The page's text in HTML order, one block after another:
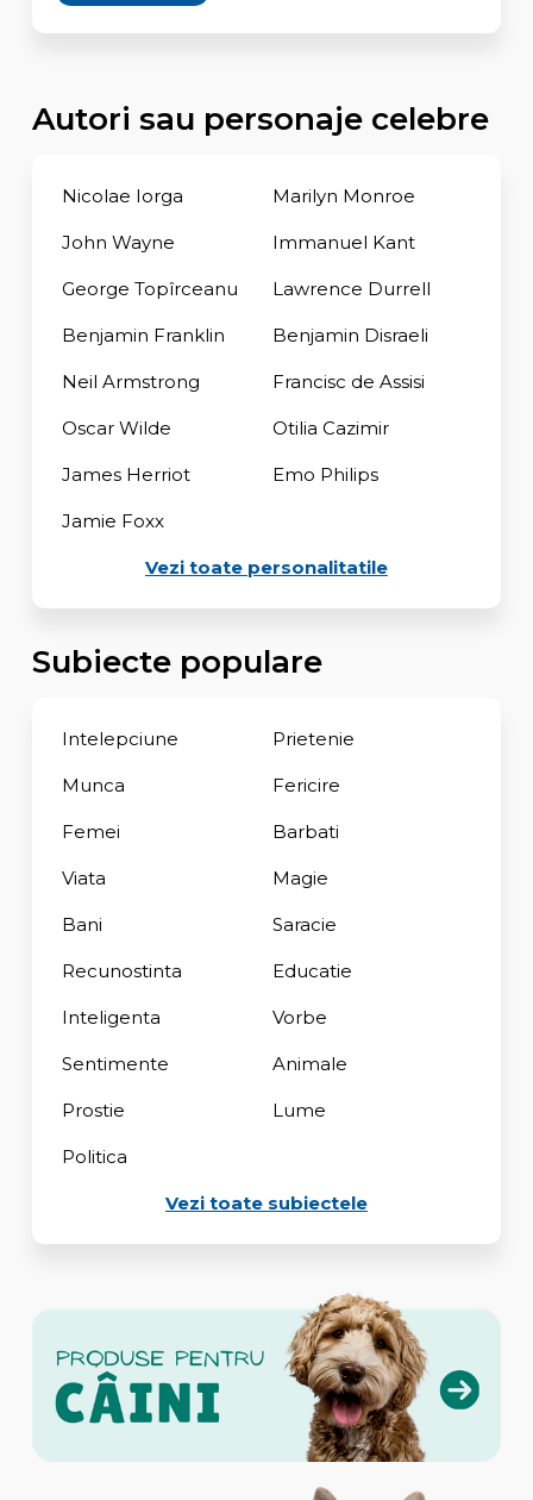
Autori sau personaje celebre
Nicolae Iorga Marilyn Monroe
John Wayne Immanuel Kant
George Topîrceanu Lawrence Durrell
Benjamin Franklin Benjamin Disraeli
Neil Armstrong Francisc de Assisi
Oscar Wilde Otilia Cazimir
James Herriot Emo Philips
Jamie Foxx
Vezi toate personalitatile
Subiecte populare
Intelepciune Prietenie
Munca Fericire
Femei Barbati
Viata Magie
Bani Saracie
Recunostinta Educatie
Inteligenta Vorbe
Sentimente Animale
Prostie Lume
Politica
Vezi toate subiectele